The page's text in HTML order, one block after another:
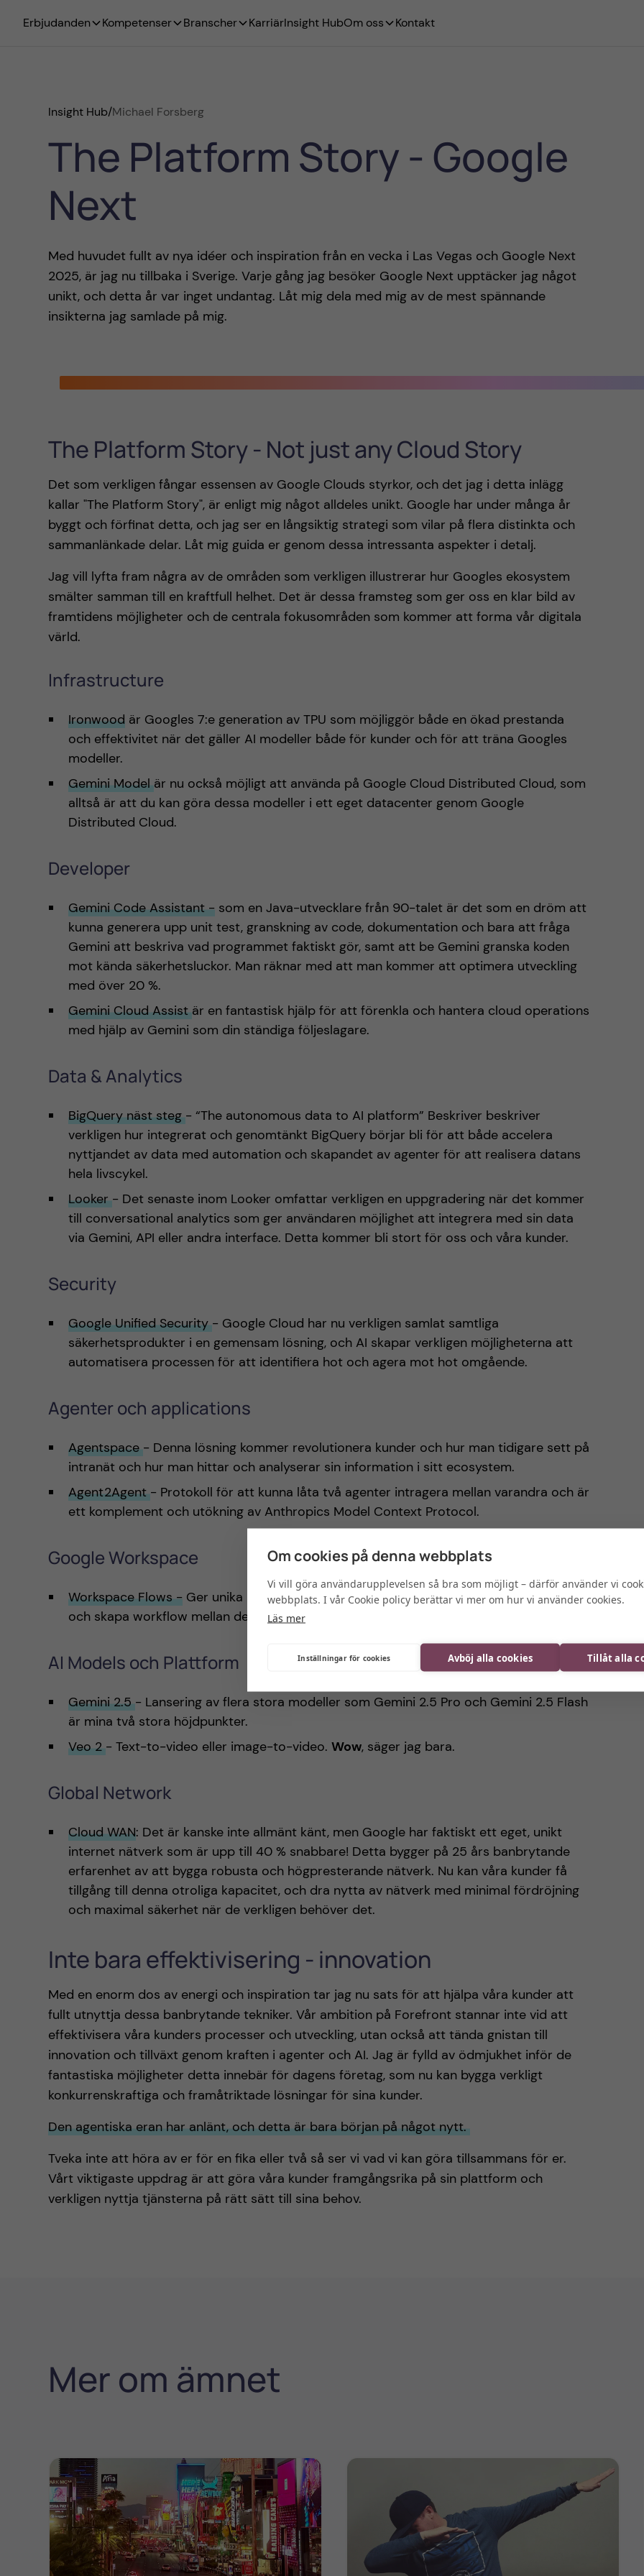
Erbjudanden Kompetenser Branscher KarriärInsight HubOm oss Kontakt
Insight Hub/Michael Forsberg
The Platform Story - Google
Next
Med huvudet fullt av nya idéer och inspiration från en vecka i Las Vegas och Google Next
2025, är jag nu tillbaka i Sverige. Varje gång jag besöker Google Next upptäcker jag något
unikt, och detta år var inget undantag. Låt mig dela med mig av de mest spännande
insikterna jag samlade på mig.
The Platform Story - Not just any Cloud Story
Det som verkligen fångar essensen av Google Clouds styrkor, och det jag i detta inlägg
kallar "The Platform Story", är enligt mig något alldeles unikt. Google har under många år
byggt och förfinat detta, och jag ser en långsiktig strategi som vilar på flera distinkta och
sammanlänkade delar. Låt mig guida er genom dessa intressanta aspekter i detalj.
Jag vill lyfta fram några av de områden som verkligen illustrerar hur Googles ekosystem
smälter samman till en kraftfull helhet. Det är dessa framsteg som ger oss en klar bild av
framtidens möjligheter och de centrala fokusområden som kommer att forma vår digitala
värld.
Infrastructure
Ironwood är Googles 7:e generation av TPU som möjliggör både en ökad prestanda
och effektivitet när det gäller AI modeller både för kunder och för att träna Googles
modeller.
Gemini Modelär nu också möjligt att använda på Google Cloud Distributed Cloud, som
alltså är att du kan göra dessa modeller i ett eget datacenter genom Google
Distributed Cloud.
Developer
Gemini Code Assistant - som en Java-utvecklare från 90-talet är det som en dröm att
kunna generera upp unit test, granskning av code, dokumentation och bara att fråga
Gemini att beskriva vad programmet faktiskt gör, samt att be Gemini granska koden
mot kända säkerhetsluckor. Man räknar med att man kommer att optimera utveckling
med över 20 %.
Gemini Cloud Assistär en fantastisk hjälp för att förenkla och hantera cloud operations
med hjälp av Gemini som din ständiga följeslagare.
Data & Analytics
BigQuery näst steg- “The autonomous data to AI platform” Beskriver beskriver
verkligen hur integrerat och genomtänkt BigQuery börjar bli för att både accelera
nyttjandet av data med automation och skapandet av agenter för att realisera datans
hela livscykel.
Looker- Det senaste inom Looker omfattar verkligen en uppgradering när det kommer
till conversational analytics som ger användaren möjlighet att integrera med sin data
via Gemini, API eller andra interface. Detta kommer bli stort för oss och våra kunder.
Security
Google Unified Security- Google Cloud har nu verkligen samlat samtliga
säkerhetsprodukter i en gemensam lösning, och AI skapar verkligen möjligheterna att
automatisera processen för att identifiera hot och agera mot hot omgående.
Agenter och applications
Agentspace- Denna lösning kommer revolutionera kunder och hur man tidigare sett på
intranät och hur man hittar och analyserar sin information i sitt ecosystem.
Agent2Agent- Protokoll för att kunna låta två agenter intragera mellan varandra och är
ett komplement och utökning av Anthropics Model Context Protocol.
Google Workspace
Workspace Flows - Ger unika möjligheter för processer att kommunicera med agenter
och skapa workflow mellan dessa.
AI Models och Plattform
Gemini 2.5- Lansering av flera stora modeller som Gemini 2.5 Pro och Gemini 2.5 Flash
är mina två stora höjdpunkter.
Veo 2- Text-to-video eller image-to-video.Wow, säger jag bara.
Global Network
Cloud WAN: Det är kanske inte allmänt känt, men Google har faktiskt ett eget, unikt
internet nätverk som är upp till 40 % snabbare! Detta bygger på 25 års banbrytande
erfarenhet av att bygga robusta och högpresterande nätverk. Nu kan våra kunder få
tillgång till denna otroliga kapacitet, och dra nytta av nätverk med minimal fördröjning
och maximal säkerhet när de verkligen behöver det.
Inte bara effektivisering - innovation
Med en enorm dos av energi och inspiration tar jag nu sats för att hjälpa våra kunder att
fullt utnyttja dessa banbrytande tekniker. Vår ambition på Forefront stannar inte vid att
effektivisera våra kunders processer och utveckling, utan också att tända gnistan till
innovation och tillväxt genom kraften i agenter och AI. Jag är fylld av ödmjukhet inför de
fantastiska möjligheter detta innebär för dagens företag, som nu kan bygga verkligt
konkurrenskraftiga och framåtriktade lösningar för sina kunder.
Den agentiska eran har anlänt, och detta är bara början på något nytt.
Tveka inte att höra av er för en fika eller två så ser vi vad vi kan göra tillsammans för er.
Vårt viktigaste uppdrag är att göra våra kunder framgångsrika på sin plattform och
verkligen nyttja tjänsterna på rätt sätt till sina behov.
Mer om ämnet
Om cookies på denna webbplats
Vi vill göra användarupplevelsen så bra som möjligt – därför använder vi
webbplats. I vår Cookie policy berättar vi mer om hur vi använder cookies.
Läs mer
Inställningar för cookies Avböj alla cookies Tillåt alla